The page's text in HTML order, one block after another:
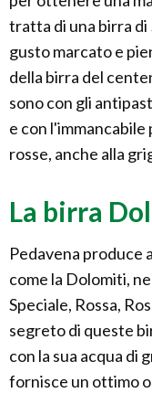
tratta di una birra di
gusto marcato e
della birra del
sono con gli
e con l'immancabile
rosse, anche alla
La birra
Pedavena produce
come la Dolomiti,
Speciale, Rossa,
segreto di queste
con la sua acqua di
fornisce un ottimo